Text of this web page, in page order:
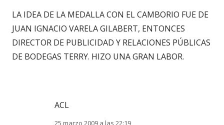
LA IDEA DE LA MEDALLA CON EL CAMBORIO FUE DE
JUAN IGNACIO VARELA GILABERT, ENTONCES
DIRECTOR DE PUBLICIDAD Y RELACIONES PÚBLICAS
DE BODEGAS TERRY. HIZO UNA GRAN LABOR.
ACL
25 marzo 2009 a las 22:19